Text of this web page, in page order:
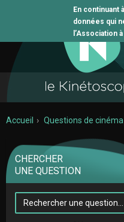
En
données qui
l’Association
Accueil Questions de cinéma
CHERCHER
UNE QUESTION